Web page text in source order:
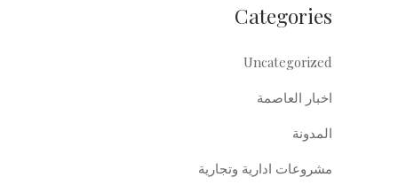
Categories
Uncategorized
اخبار العاصمة
المدونة
مشروعات ادارية وتجارية